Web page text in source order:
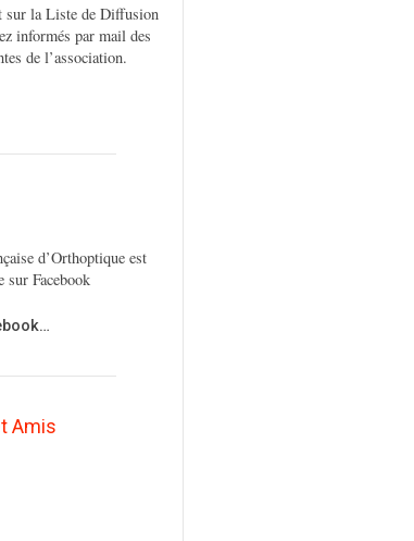
sur la Liste de Diffusion
informés par mail des
de l’association.
d’Orthoptique est
sur Facebook
Amis